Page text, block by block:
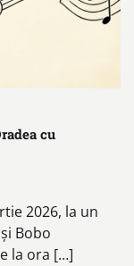
cu
2026, la un
Bobo
la ora […]